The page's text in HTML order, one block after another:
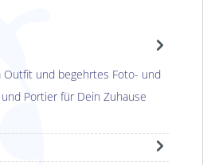
Outfit und begehrtes Foto- und
Portier für Dein Zuhause